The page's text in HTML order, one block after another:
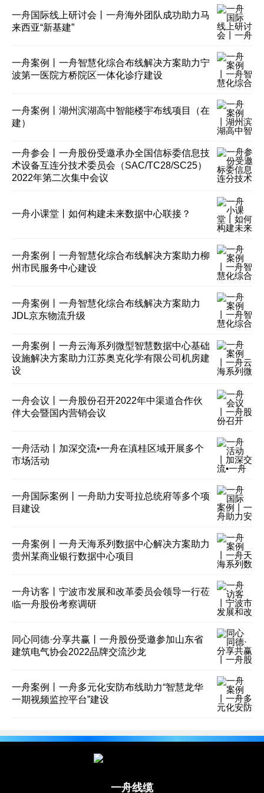
一舟国际线上研讨会丨一舟海外团队成功助力马
来西亚“新基建”
一舟案例丨一舟智慧化综合布线解决方案助力宁
波第一医院方桥院区一体化诊疗建设
一舟案例丨湖州滨湖高中智能楼宇布线项目（在
建）
一舟参会丨一舟股份受邀承办全国信标委信息技
术设备互连分技术委员会（SAC/TC28/SC25）
2022年第二次集中会议
一舟小课堂丨如何构建未来数据中心联接？
一舟案例丨一舟智慧化综合布线解决方案助力柳
州市民服务中心建设
一舟案例丨一舟智慧化综合布线解决方案助力
JDL京东物流升级
一舟案例丨一舟云海系列微型智慧数据中心基础
设施解决方案助力江苏奥克化学有限公司机房建
设
一舟会议丨一舟股份召开2022年中渠道合作伙
伴大会暨国内营销会议
一舟活动丨加深交流•一舟在滇桂区域开展多个
市场活动
一舟国际案例丨一舟助力安哥拉总统府等多个项
目建设
一舟案例丨一舟天海系列数据中心解决方案助力
贵州某商业银行数据中心项目
一舟访客丨宁波市发展和改革委员会领导一行莅
临一舟股份考察调研
同心同德·分享共赢丨一舟股份受邀参加山东省
建筑电气协会2022品牌交流沙龙
一舟案例丨一舟多元化安防布线助力“智慧龙华
一期视频监控平台”建设
一舟线缆